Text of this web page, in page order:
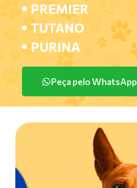
PREMIER
TUTANO
PURINA
Peça pelo WhatsApp